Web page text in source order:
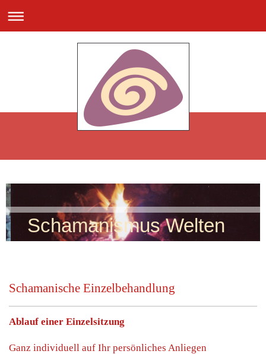
Schamanismus Welten
Schamanische Einzelbehandlung
Ablauf einer Einzelsitzung
Ganz individuell auf Ihr persönliches Anliegen